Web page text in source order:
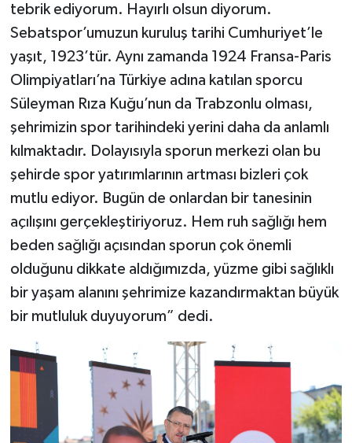
tebrik ediyorum. Hayırlı olsun diyorum.
Sebatspor’umuzun kuruluş tarihi Cumhuriyet’le
yaşıt, 1923’tür. Aynı zamanda 1924 Fransa-Paris
Olimpiyatları’na Türkiye adına katılan sporcu
Süleyman Rıza Kuğu’nun da Trabzonlu olması,
şehrimizin spor tarihindeki yerini daha da anlamlı
kılmaktadır. Dolayısıyla sporun merkezi olan bu
şehirde spor yatırımlarının artması bizleri çok
mutlu ediyor. Bugün de onlardan bir tanesinin
açılışını gerçekleştiriyoruz. Hem ruh sağlığı hem
beden sağlığı açısından sporun çok önemli
olduğunu dikkate aldığımızda, yüzme gibi sağlıklı
bir yaşam alanını şehrimize kazandırmaktan büyük
bir mutluluk duyuyorum” dedi.